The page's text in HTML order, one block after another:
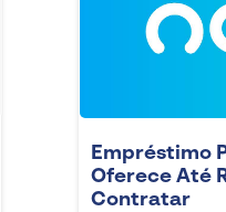
Empréstimo
Oferece Até
Contratar